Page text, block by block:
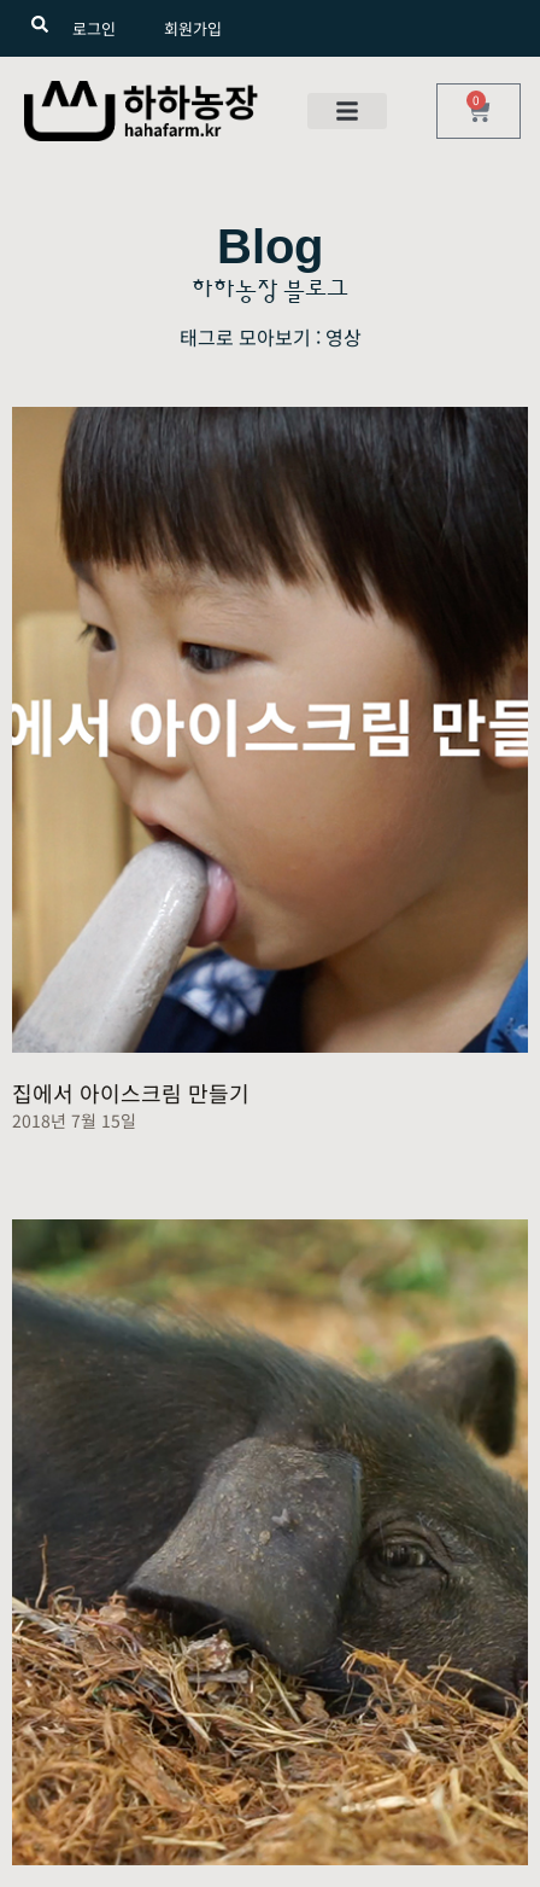
로그인 회원가입
0
Blog
하하농장 블로그
태그로 모아보기 : 영상
집에서 아이스크림 만들기
2018년 7월 15일